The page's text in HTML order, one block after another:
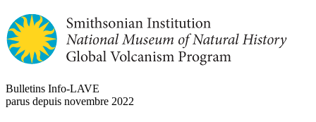
Bulletins Info-LAVE
parus depuis novembre 2022